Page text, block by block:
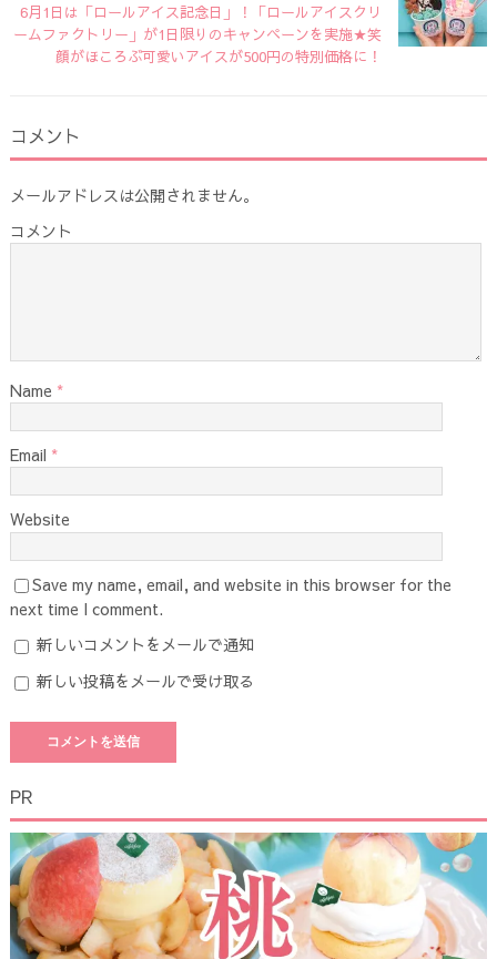
6月1日は「ロールアイス記念日」！「ロールアイスクリ
ームファクトリー」が1日限りのキャンペーンを実施★笑
顔がほころぶ可愛いアイスが500円の特別価格に！
コメント
メールアドレスは公開されません。
コメント
Name *
Email *
Website
Save my name, email, and website in this browser for the
next time I comment.
新しいコメントをメールで通知
新しい投稿をメールで受け取る
PR